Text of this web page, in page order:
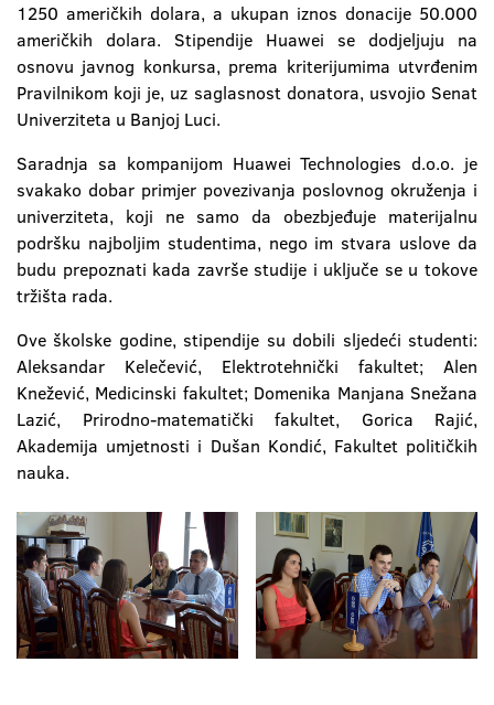
1250 američkih dolara, a ukupan iznos donacije 50.000
američkih dolara. Stipendije Huawei se dodjeljuju na
osnovu javnog konkursa, prema kriterijumima utvrđenim
Pravilnikom koji je, uz saglasnost donatora, usvojio Senat
Univerziteta u Banjoj Luci.
Saradnja sa kompanijom Huawei Technologies d.o.o. je
svakako dobar primjer povezivanja poslovnog okruženja i
univerziteta, koji ne samo da obezbjeđuje materijalnu
podršku najboljim studentima, nego im stvara uslove da
budu prepoznati kada završe studije i uključe se u tokove
tržišta rada.
Ove školske godine, stipendije su dobili sljedeći studenti:
Aleksandar Kelečević, Elektrotehnički fakultet; Alen
Knežević, Medicinski fakultet; Domenika Manjana Snežana
Lazić, Prirodno-matematički fakultet, Gorica Rajić,
Akademija umjetnosti i Dušan Kondić, Fakultet političkih
nauka.